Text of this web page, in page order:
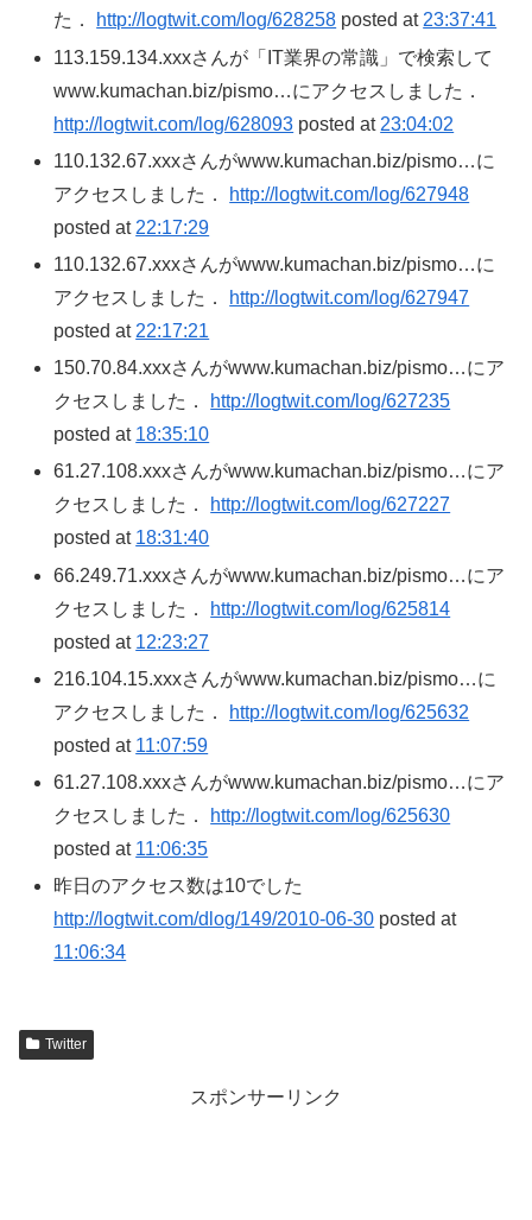
た．
http://logtwit.com/log/628258 posted at 23:37:41
113.159.134.xxxさんが「IT業界の常識」で検索して
www.kumachan.biz/pismo…にアクセスしました．
http://logtwit.com/log/628093 posted at 23:04:02
110.132.67.xxxさんがwww.kumachan.biz/pismo…に
アクセスしました．
http://logtwit.com/log/627948
posted at 22:17:29
110.132.67.xxxさんがwww.kumachan.biz/pismo…に
アクセスしました．
http://logtwit.com/log/627947
posted at 22:17:21
150.70.84.xxxさんがwww.kumachan.biz/pismo…にア
クセスしました．
http://logtwit.com/log/627235
posted at 18:35:10
61.27.108.xxxさんがwww.kumachan.biz/pismo…にア
クセスしました．
http://logtwit.com/log/627227
posted at 18:31:40
66.249.71.xxxさんがwww.kumachan.biz/pismo…にア
クセスしました．
http://logtwit.com/log/625814
posted at 12:23:27
216.104.15.xxxさんがwww.kumachan.biz/pismo…に
アクセスしました．
http://logtwit.com/log/625632
posted at 11:07:59
61.27.108.xxxさんがwww.kumachan.biz/pismo…にア
クセスしました．
http://logtwit.com/log/625630
posted at 11:06:35
昨日のアクセス数は10でした
http://logtwit.com/dlog/149/2010-06-30 posted at
11:06:34
Twitter
スポンサーリンク